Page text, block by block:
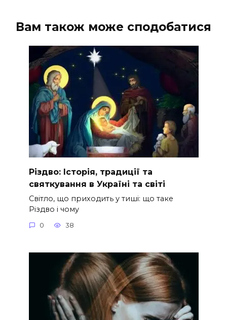
Вам також може сподобатися
Різдво: Історія, традиції та
святкування в Україні та світі
Світло, що приходить у тиші: що таке
Різдво і чому
0 38